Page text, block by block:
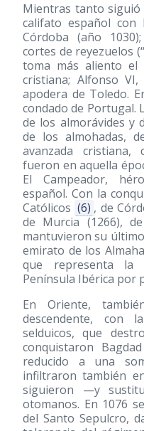
Mientras tanto siguió
califato español con
Córdoba (año
cortes de reyezuelos
toma más aliento el
cristiana; Alfonso
apodera de Toledo.
condado de Portugal.
de los almorávides y
de los almohadas,
avanzada cristiana,
fueron en aquella
El Campeador,
español. Con la
Católicos (6) , de
de Murcia (1266),
mantuvieron su
emirato de los
que representa la
Península Ibérica por
En Oriente,
descendente, con
selduicos, que
conquistaron
reducido a una
infiltraron también
siguieron —y
otomanos. En 1076
del Santo Sepulcro,